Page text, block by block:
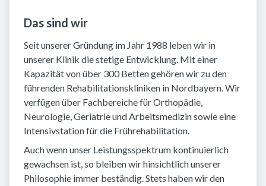
Das sind wir
Seit unserer Gründung im Jahr 1988 leben wir in
unserer Klinik die stetige Entwicklung. Mit einer
Kapazität von über 300 Betten gehören wir zu den
führenden Rehabilitationskliniken in Nordbayern. Wir
verfügen über Fachbereiche für Orthopädie,
Neurologie, Geriatrie und Arbeitsmedizin sowie eine
Intensivstation für die Frührehabilitation.
Auch wenn unser Leistungsspektrum kontinuierlich
gewachsen ist, so bleiben wir hinsichtlich unserer
Philosophie immer beständig. Stets haben wir den